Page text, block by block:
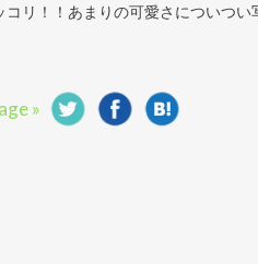
コリ！！あまりの可愛さについつ
»